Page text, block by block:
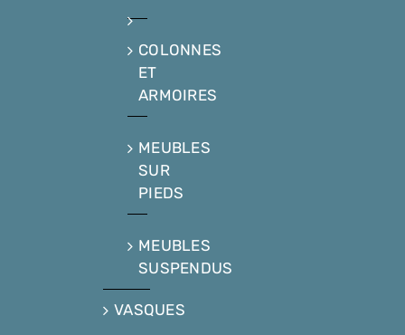
COLONNES
ET
ARMOIRES
MEUBLES
SUR
PIEDS
MEUBLES
SUSPENDUS
VASQUES